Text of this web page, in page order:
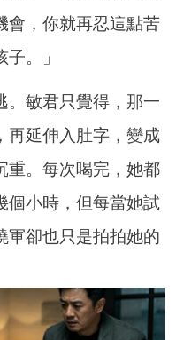
會，你就再忍這點苦
。」
。敏君只覺得，那一
再延伸入肚字，變成
重。每次喝完，她都
個小時，但每當她試
軍卻也只是拍拍她的